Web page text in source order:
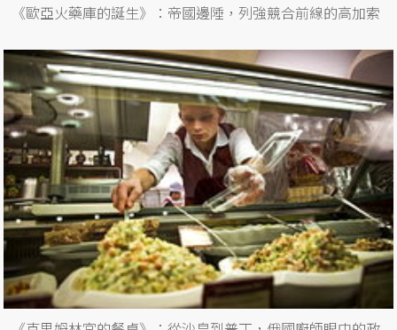
《歐亞火藥庫的誕生》：帝國邊陲，列強競合前線的高加索